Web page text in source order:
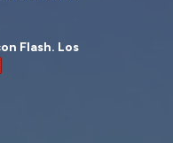
Flash. Los